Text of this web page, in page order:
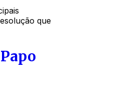
que